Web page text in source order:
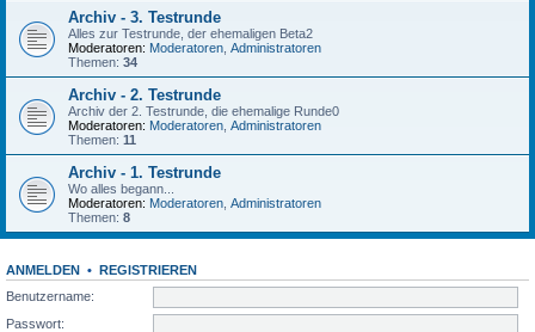
Archiv - 3. Testrunde
Alles zur Testrunde, der ehemaligen Beta2
Moderatoren: Moderatoren Administratoren
Themen: 34
Archiv - 2. Testrunde
Archiv der 2. Testrunde, die ehemalige Runde0
Moderatoren: Moderatoren Administratoren
Themen: 11
Archiv - 1. Testrunde
Wo alles begann...
Moderatoren: Moderatoren Administratoren
Themen: 8
ANMELDEN • REGISTRIEREN
Benutzername:
Passwort: